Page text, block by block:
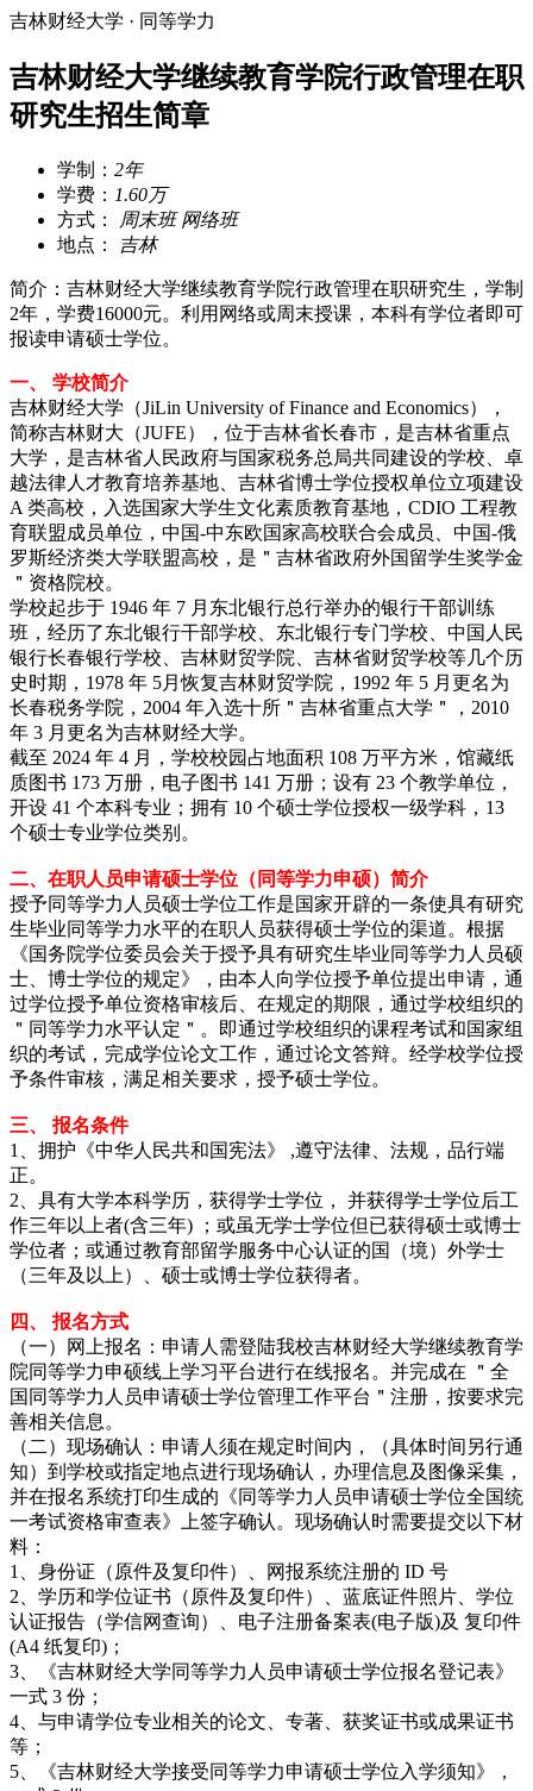
吉林财经大学 · 同等学力
吉林财经大学继续教育学院行政管理在职
研究生招生简章
学制： 2年
学费： 1.60万
方式：
周末班 网络班
地点：
吉林
简介：吉林财经大学继续教育学院行政管理在职研究生，学制
2年，学费16000元。利用网络或周末授课，本科有学位者即可
报读申请硕士学位。
一、 学校简介
吉林财经大学（JiLin University of Finance and Economics），
简称吉林财大（JUFE），位于吉林省长春市，是吉林省重点
大学，是吉林省人民政府与国家税务总局共同建设的学校、卓
越法律人才教育培养基地、吉林省博士学位授权单位立项建设
A 类高校，入选国家大学生文化素质教育基地，CDIO 工程教
育联盟成员单位，中国-中东欧国家高校联合会成员、中国-俄
罗斯经济类大学联盟高校，是＂吉林省政府外国留学生奖学金
＂资格院校。
学校起步于 1946 年 7 月东北银行总行举办的银行干部训练
班，经历了东北银行干部学校、东北银行专门学校、中国人民
银行长春银行学校、吉林财贸学院、吉林省财贸学校等几个历
史时期，1978 年 5月恢复吉林财贸学院，1992 年 5 月更名为
长春税务学院，2004 年入选十所＂吉林省重点大学＂，2010
年 3 月更名为吉林财经大学。
截至 2024 年 4 月，学校校园占地面积 108 万平方米，馆藏纸
质图书 173 万册，电子图书 141 万册；设有 23 个教学单位，
开设 41 个本科专业；拥有 10 个硕士学位授权一级学科，13
个硕士专业学位类别。
二、在职人员申请硕士学位（同等学力申硕）简介
授予同等学力人员硕士学位工作是国家开辟的一条使具有研究
生毕业同等学力水平的在职人员获得硕士学位的渠道。根据
《国务院学位委员会关于授予具有研究生毕业同等学力人员硕
士、博士学位的规定》，由本人向学位授予单位提出申请，通
过学位授予单位资格审核后、在规定的期限，通过学校组织的
＂同等学力水平认定＂。即通过学校组织的课程考试和国家组
织的考试，完成学位论文工作，通过论文答辩。经学校学位授
予条件审核，满足相关要求，授予硕士学位。
三、 报名条件
1、拥护《中华人民共和国宪法》 ,遵守法律、法规，品行端
正。
2、具有大学本科学历，获得学士学位， 并获得学士学位后工
作三年以上者(含三年) ；或虽无学士学位但已获得硕士或博士
学位者；或通过教育部留学服务中心认证的国（境）外学士
（三年及以上）、硕士或博士学位获得者。
四、 报名方式
（一）网上报名：申请人需登陆我校吉林财经大学继续教育学
院同等学力申硕线上学习平台进行在线报名。并完成在 ＂全
国同等学力人员申请硕士学位管理工作平台＂注册，按要求完
善相关信息。
（二）现场确认：申请人须在规定时间内，（具体时间另行通
知）到学校或指定地点进行现场确认，办理信息及图像采集，
并在报名系统打印生成的《同等学力人员申请硕士学位全国统
一考试资格审查表》上签字确认。现场确认时需要提交以下材
料：
1、身份证（原件及复印件）、网报系统注册的 ID 号
2、学历和学位证书（原件及复印件）、蓝底证件照片、学位
认证报告（学信网查询）、电子注册备案表(电子版)及 复印件
(A4 纸复印)；
3、《吉林财经大学同等学力人员申请硕士学位报名登记表》
一式 3 份；
4、与申请学位专业相关的论文、专著、获奖证书或成果证书
等；
5、《吉林财经大学接受同等学力申请硕士学位入学须知》，